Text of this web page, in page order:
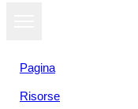
Pagina
Risorse